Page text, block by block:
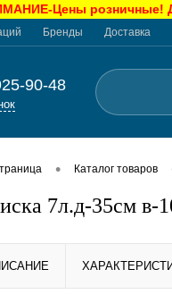
Цены розничные!
Бренды Доставка
90-48
• Каталог товаров
7л.д-35см